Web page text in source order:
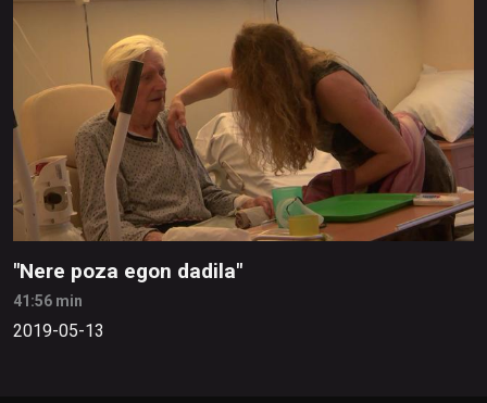
"Nere poza egon dadila"
41:56 min
2019-05-13